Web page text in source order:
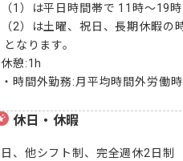
（1）は平日時間帯で 11時〜19時
（2）は土曜、祝日、長期休暇
休憩:1h
・時間外勤務:月平均時間外労働
休日・休暇
日、他シフト制、完全週休2日制